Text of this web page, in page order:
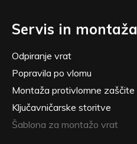
Servis in montaža
Odpiranje vrat
Popravila po vlomu
Montaža protivlomne zaščite
Ključavničarske storitve
Šablona za montažo vrat